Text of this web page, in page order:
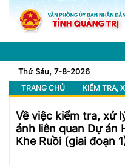
Thứ Sáu, 7-8-2026
TRANG CHỦ KIỂM TRA,
Về việc kiểm tra, xử
ánh liên quan Dự án
Khe Ruồi (giai đoạn